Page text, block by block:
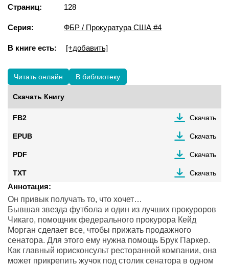
Страниц: 128
Серия: ФБР / Прокуратура США #4
В книге есть: [+добавить]
Читать онлайн В библиотеку
Скачать Книгу
FB2 Скачать
EPUB Скачать
PDF Скачать
TXT Скачать
Аннотация:
Он привык получать то, что хочет…
Бывшая звезда футбола и один из лучших прокуроров
Чикаго, помощник федерального прокурора Кейд
Морган сделает все, чтобы прижать продажного
сенатора. Для этого ему нужна помощь Брук Паркер.
Как главный юрисконсульт ресторанной компании, она
может прикрепить жучок под столик сенатора в одном